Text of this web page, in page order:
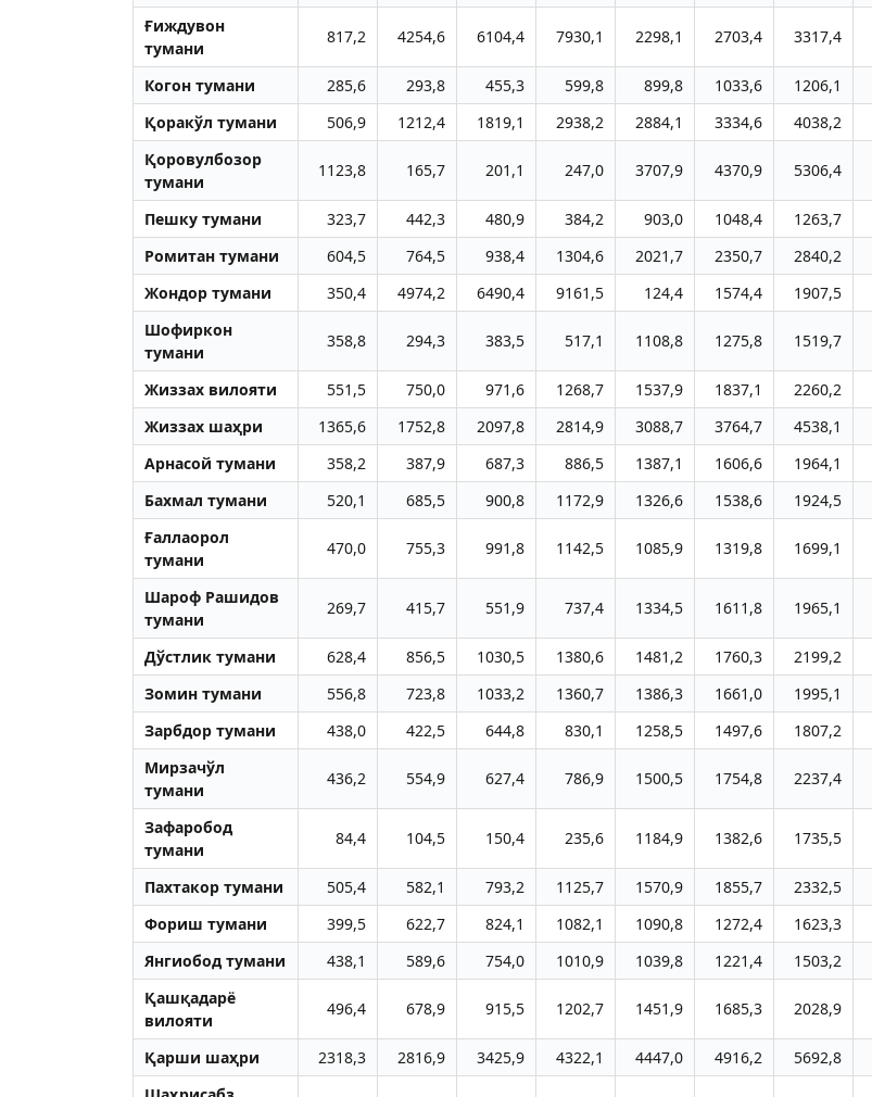
Ғиждувон
тумани
817,2 4254,6 6104,4 7930,1 2298,1 2703,4 3317,4
Когон тумани 285,6 293,8 455,3 599,8 899,8 1033,6 1206,1
Қоракўл тумани
506,9 1212,4 1819,1 2938,2 2884,1 3334,6 4038,2
Қоровулбозор
тумани
1123,8 165,7 201,1 247,0 3707,9 4370,9 5306,4
Пешку тумани 323,7 442,3 480,9 384,2 903,0 1048,4 1263,7
Ромитан тумани
604,5 764,5 938,4 1304,6 2021,7 2350,7 2840,2
Жондор тумани
350,4 4974,2 6490,4 9161,5 124,4 1574,4 1907,5
Шофиркон
тумани
358,8 294,3 383,5 517,1 1108,8 1275,8 1519,7
Жиззах вилояти 551,5 750,0 971,6 1268,7 1537,9 1837,1 2260,2
Жиззах шаҳри
1365,6 1752,8 2097,8 2814,9 3088,7 3764,7 4538,1
Aрнасой тумани
358,2 387,9 687,3 886,5 1387,1 1606,6 1964,1
Бахмал тумани
520,1 685,5 900,8 1172,9 1326,6 1538,6 1924,5
Ғаллаорол
тумани
470,0 755,3 991,8 1142,5 1085,9 1319,8 1699,1
Шароф Рашидов
тумани
269,7 415,7 551,9 737,4 1334,5 1611,8 1965,1
Дўстлик тумани 628,4 856,5 1030,5 1380,6 1481,2 1760,3 2199,2
Зомин тумани
556,8 723,8 1033,2 1360,7 1386,3 1661,0 1995,1
Зарбдор тумани
438,0 422,5 644,8 830,1 1258,5 1497,6 1807,2
Мирзачўл
тумани
436,2 554,9 627,4 786,9 1500,5 1754,8 2237,4
Зафаробод
тумани
84,4 104,5 150,4 235,6 1184,9 1382,6 1735,5
Пахтакор тумани 505,4 582,1 793,2 1125,7 1570,9 1855,7 2332,5
Фориш тумани
399,5 622,7 824,1 1082,1 1090,8 1272,4 1623,3
Янгиобод тумани
438,1 589,6 754,0 1010,9 1039,8 1221,4 1503,2
Қашқадарё
вилояти
496,4 678,9 915,5 1202,7 1451,9 1685,3 2028,9
Қарши шаҳри 2318,3 2816,9 3425,9 4322,1 4447,0 4916,2 5692,8